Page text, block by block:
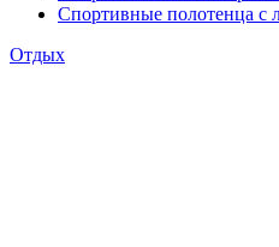
Спортивные полотенца с
Отдых